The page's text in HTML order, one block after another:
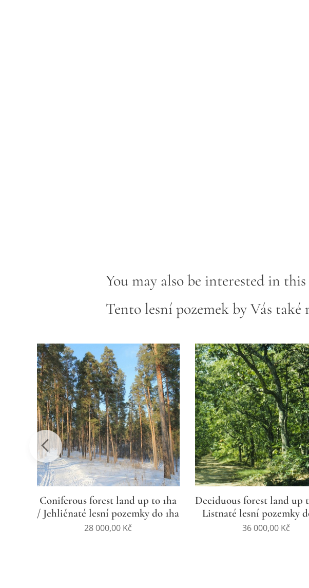
You may also be interested in
Tento lesní pozemek by Vás
Coniferous forest land up to 1ha
/ Jehličnaté lesní pozemky do 1ha
28 000,00 Kč
Deciduous forest land up
Listnaté lesní pozemky
36 000,00Kč